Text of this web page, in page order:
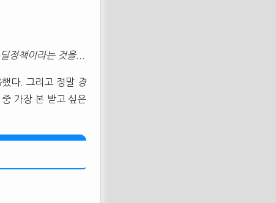
정책이라는 것을...
다. 그리고 정말 경
가장 본 받고 싶은